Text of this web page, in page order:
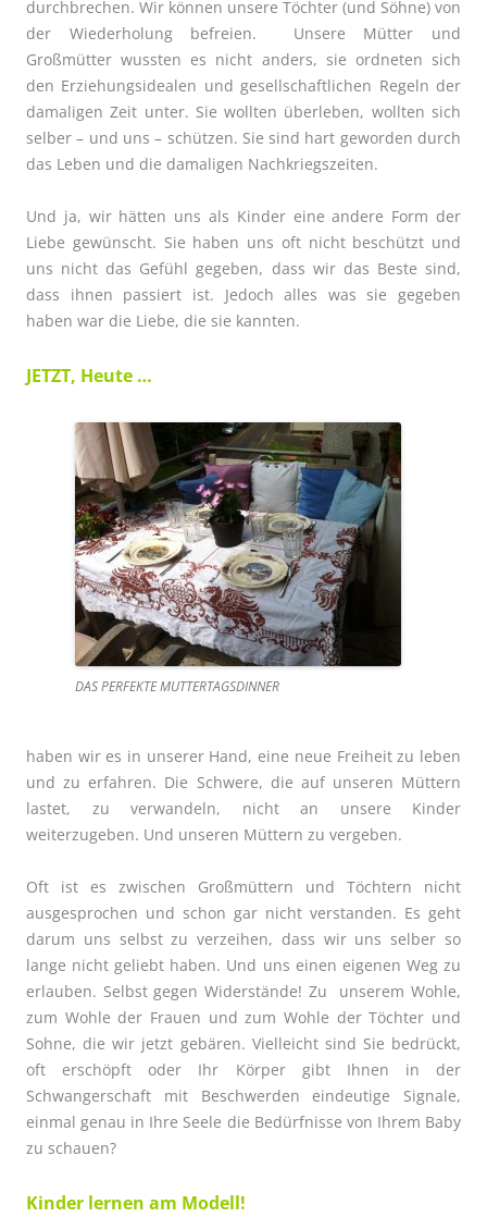
durchbrechen. Wir können unsere Töchter (und Söhne) von
der Wiederholung befreien. Unsere Mütter und
Großmütter wussten es nicht anders, sie ordneten sich
den Erziehungsidealen und gesellschaftlichen Regeln der
damaligen Zeit unter. Sie wollten überleben, wollten sich
selber – und uns – schützen. Sie sind hart geworden durch
das Leben und die damaligen Nachkriegszeiten.
Und ja, wir hätten uns als Kinder eine andere Form der
Liebe gewünscht. Sie haben uns oft nicht beschützt und
uns nicht das Gefühl gegeben, dass wir das Beste sind,
dass ihnen passiert ist. Jedoch alles was sie gegeben
haben war die Liebe, die sie kannten.
JETZT, Heute …
DAS PERFEKTE MUTTERTAGSDINNER
haben wir es in unserer Hand, eine neue Freiheit zu leben
und zu erfahren. Die Schwere, die auf unseren Müttern
lastet, zu verwandeln, nicht an unsere Kinder
weiterzugeben. Und unseren Müttern zu vergeben.
Oft ist es zwischen Großmüttern und Töchtern nicht
ausgesprochen und schon gar nicht verstanden. Es geht
darum uns selbst zu verzeihen, dass wir uns selber so
lange nicht geliebt haben. Und uns einen eigenen Weg zu
erlauben. Selbst gegen Widerstände! Zu unserem Wohle,
zum Wohle der Frauen und zum Wohle der Töchter und
Sohne, die wir jetzt gebären. Vielleicht sind Sie bedrückt,
oft erschöpft oder Ihr Körper gibt Ihnen in der
Schwangerschaft mit Beschwerden eindeutige Signale,
einmal genau in Ihre Seele die Bedürfnisse von Ihrem Baby
zu schauen?
Kinder lernen am Modell!